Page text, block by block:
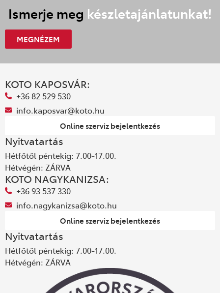
Ismerje meg készletajánlatunkat!
MEGNÉZEM
KOTO KAPOSVÁR:
+36 82 529 530
info.kaposvar@koto.hu
Online szerviz bejelentkezés
Nyitvatartás
Hétfőtől péntekig: 7.00-17.00.
Hétvégén: ZÁRVA
KOTO NAGYKANIZSA:
+36 93 537 330
info.nagykanizsa@koto.hu
Online szerviz bejelentkezés
Nyitvatartás
Hétfőtől péntekig: 7.00-17.00.
Hétvégén: ZÁRVA